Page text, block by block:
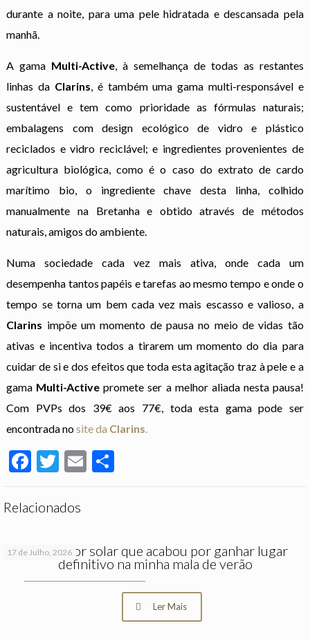
durante a noite, para uma pele hidratada e descansada pela
manhã.
A gama Multi-Active, à semelhança de todas as restantes
linhas da Clarins, é também uma gama multi-responsável e
sustentável e tem como prioridade as fórmulas naturais;
embalagens com design ecológico de vidro e plástico
reciclados e vidro reciclável; e ingredientes provenientes de
agricultura biológica, como é o caso do extrato de cardo
marítimo bio, o ingrediente chave desta linha, colhido
manualmente na Bretanha e obtido através de métodos
naturais, amigos do ambiente.
Numa sociedade cada vez mais ativa, onde cada um
desempenha tantos papéis e tarefas ao mesmo tempo e onde o
tempo se torna um bem cada vez mais escasso e valioso, a
Clarins impõe um momento de pausa no meio de vidas tão
ativas e incentiva todos a tirarem um momento do dia para
cuidar de si e dos efeitos que toda esta agitação traz à pele e a
gama Multi-Active promete ser a melhor aliada nesta pausa!
Com PVPs dos 39€ aos 77€, toda esta gama pode ser
encontrada nosite da Clarins.
Facebook
Twitter
Email
Relacionados
17 de Julho, 2026
O protetor solar que acabou por ganhar lugar
definitivo na minha mala de verão
Ler Mais